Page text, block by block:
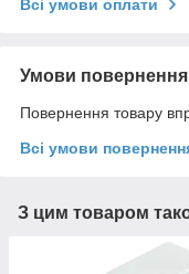
Всі умови оплати
Умови повернення
Повернення товару
Всі умови
З цим товаром